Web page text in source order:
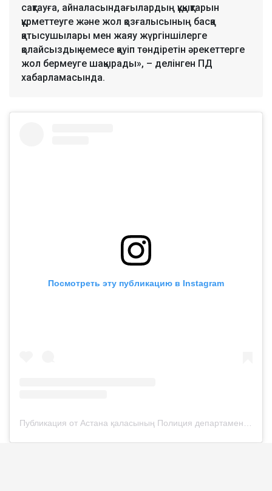
сақтауға, айналасындағылардың құқықтарын
құрметтеуге және жол қозғалысының басқа
қатысушылары мен жаяу жүргіншілерге
қолайсыздық немесе қауіп төндіретін әрекеттерге
жол бермеуге шақырады», – делінген ПД
хабарламасында.
Посмотреть эту публикацию в Instagram